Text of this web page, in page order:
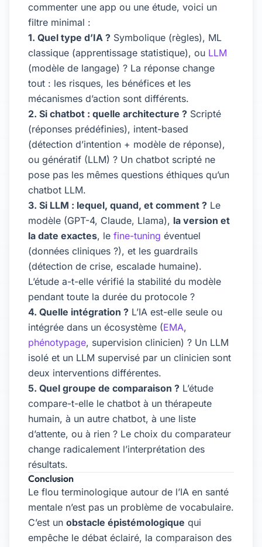
commenter une app ou une étude, voici un
filtre minimal :
1. Quel type d’IA ? Symbolique (règles), ML
classique (apprentissage statistique), ou LLM
(modèle de langage) ? La réponse change
tout : les risques, les bénéfices et les
mécanismes d’action sont différents.
2. Si chatbot : quelle architecture ? Scripté
(réponses prédéfinies), intent-based
(détection d’intention + modèle de réponse),
ou génératif (LLM) ? Un chatbot scripté ne
pose pas les mêmes questions éthiques qu’un
chatbot LLM.
3. Si LLM : lequel, quand, et comment ? Le
modèle (GPT-4, Claude, Llama), la version et
la date exactes, le fine-tuning éventuel
(données cliniques ?), et les guardrails
(détection de crise, escalade humaine).
L’étude a-t-elle vérifié la stabilité du modèle
pendant toute la durée du protocole ?
4. Quelle intégration ? L’IA est-elle seule ou
intégrée dans un écosystème (EMA,
phénotypage, supervision clinicien) ? Un LLM
isolé et un LLM supervisé par un clinicien sont
deux interventions différentes.
5. Quel groupe de comparaison ? L’étude
compare-t-elle le chatbot à un thérapeute
humain, à un autre chatbot, à une liste
d’attente, ou à rien ? Le choix du comparateur
change radicalement l’interprétation des
résultats.
Conclusion
Le flou terminologique autour de l’IA en santé
mentale n’est pas un problème de vocabulaire.
C’est un obstacle épistémologique qui
empêche le débat éclairé, la comparaison des